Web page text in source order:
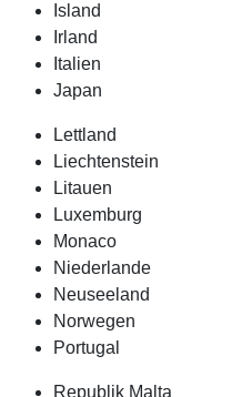
Island
Irland
Italien
Japan
Lettland
Liechtenstein
Litauen
Luxemburg
Monaco
Niederlande
Neuseeland
Norwegen
Portugal
Republik Malta